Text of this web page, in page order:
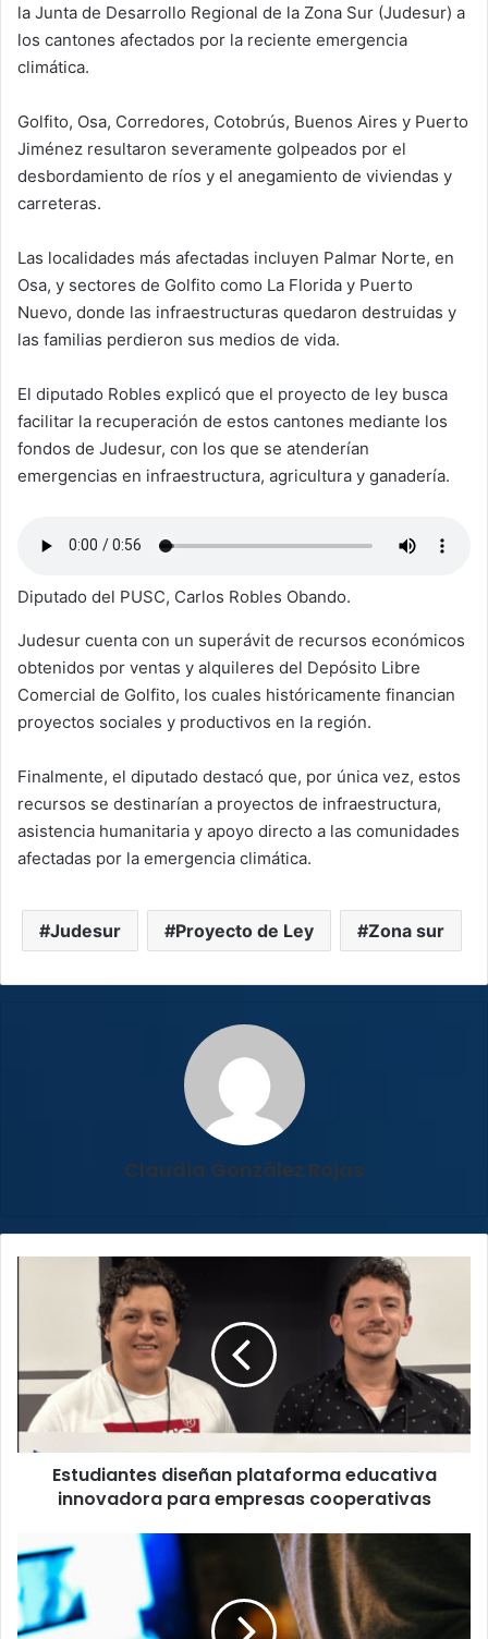
la Junta de Desarrollo Regional de la Zona Sur (Judesur) a
los cantones afectados por la reciente emergencia
climática.
Golfito, Osa, Corredores, Cotobrús, Buenos Aires y Puerto
Jiménez resultaron severamente golpeados por el
desbordamiento de ríos y el anegamiento de viviendas y
carreteras.
Las localidades más afectadas incluyen Palmar Norte, en
Osa, y sectores de Golfito como La Florida y Puerto
Nuevo, donde las infraestructuras quedaron destruidas y
las familias perdieron sus medios de vida.
El diputado Robles explicó que el proyecto de ley busca
facilitar la recuperación de estos cantones mediante los
fondos de Judesur, con los que se atenderían
emergencias en infraestructura, agricultura y ganadería.
Diputado del PUSC, Carlos Robles Obando.
Judesur cuenta con un superávit de recursos económicos
obtenidos por ventas y alquileres del Depósito Libre
Comercial de Golfito, los cuales históricamente financian
proyectos sociales y productivos en la región.
Finalmente, el diputado destacó que, por única vez, estos
recursos se destinarían a proyectos de infraestructura,
asistencia humanitaria y apoyo directo a las comunidades
afectadas por la emergencia climática.
Judesur Proyecto de Ley Zona sur
Claudia González Rojas
para
empresas
cooperativas
Estudiantes diseñan plataforma educativa
innovadora para empresas cooperativas
¡Tenga
cuidado!
Estafadores
se
hacen